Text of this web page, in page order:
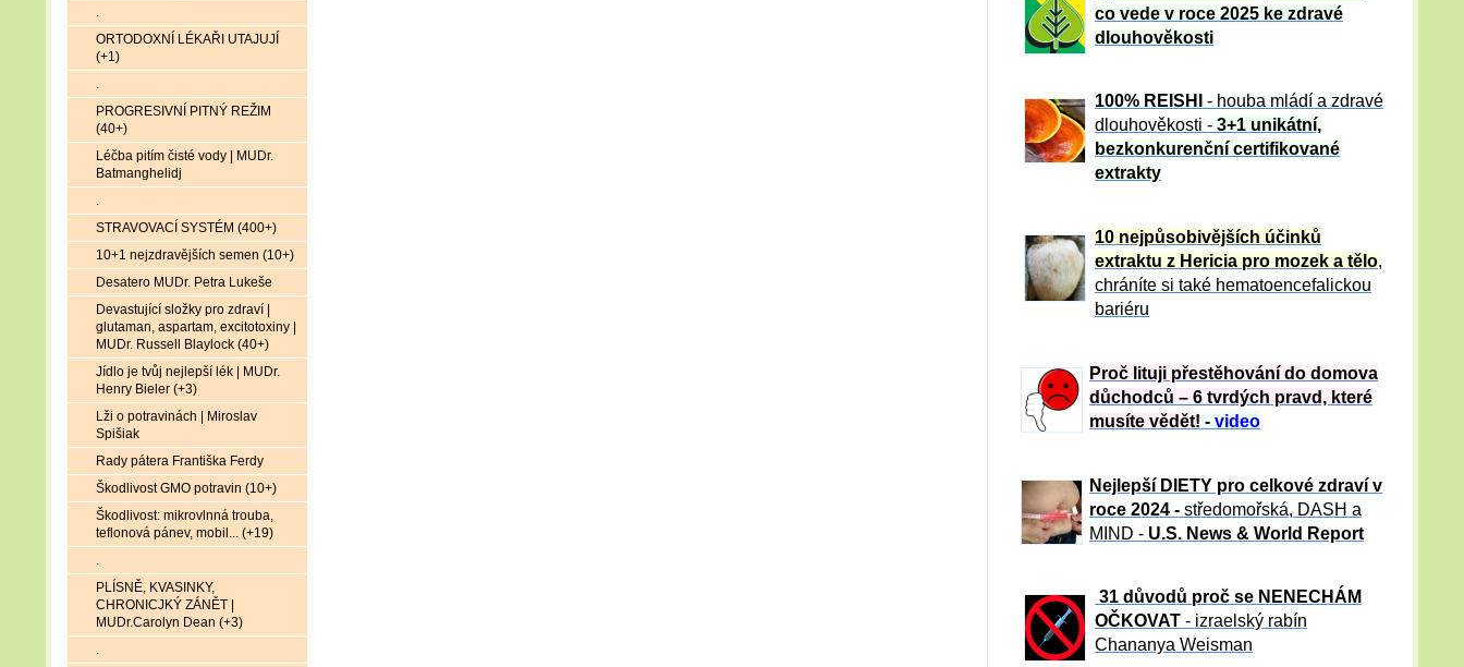
co vede v roce 2025 ke zdravé
dlouhověkosti
100% REISHI
- houba mládí a zdravé
dlouhověkosti - 3+1 unikátní,
bezkonkurenční certifikované
extrakty
10 nejpůsobivějších účinků
extraktu z Hericia pro mozek a tělo,
chráníte si také hematoencefalickou
bariéru
Proč lituji přestěhování do domova
důchodců – 6 tvrdých pravd, které
musíte vědět! - video
Nejlepší DIETY pro celkové zdraví v
roce 2024 - středomořská, DASH a
MIND - U.S. News & World Report
31 důvod ů proč se NENECHÁM
OČKOVAT - izraelský rabín
Chananya Weisman
.
ORTODOXNÍ LÉKAŘI UTAJUJÍ
(+1)
.
PROGRESIVNÍ PITNÝ REŽIM
(40+)
Léčba pitím čisté vody | MUDr.
Batmanghelidj
.
STRAVOVACÍ SYSTÉM (400+)
10+1 nejzdravějších semen (10+)
Desatero MUDr. Petra Lukeše
Devastující složky pro zdraví |
glutaman, aspartam, excitotoxiny |
MUDr. Russell Blaylock (40+)
Jídlo je tvůj nejlepší lék | MUDr.
Henry Bieler (+3)
Lži o potravinách | Miroslav
Spišiak
Rady pátera Františka Ferdy
Škodlivost GMO potravin (10+)
Škodlivost: mikrovlnná trouba,
teflonová pánev, mobil... (+19)
.
PLÍSNĚ, KVASINKY,
CHRONICJKÝ ZÁNĚT |
MUDr.Carolyn Dean (+3)
.